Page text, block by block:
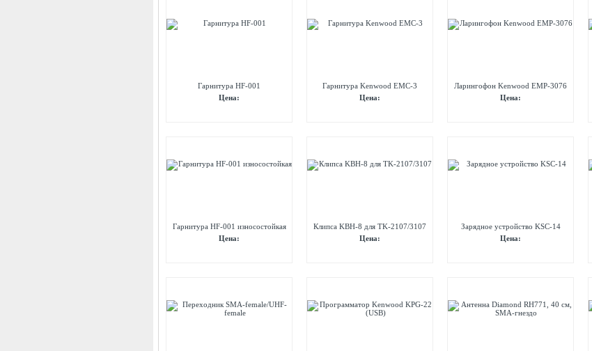
Гарнитура HF-001
Цена:
Гарнитура Kenwood EMC-3
Цена:
Ларингофон Kenwood EMP-3076
Цена:
Гарнитура HF-001 износостойкая
Цена:
Клипса KBH-8 для TK-2107/3107
Цена:
Зарядное устройство KSC-14
Цена: